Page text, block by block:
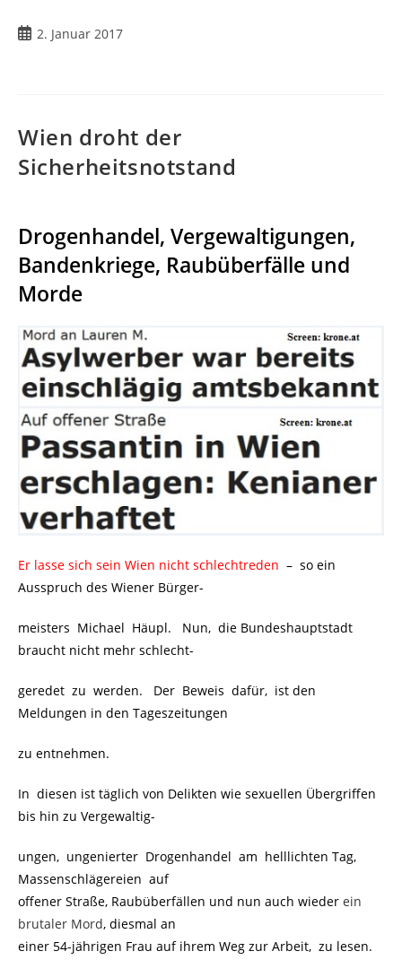
2. Januar 2017
Wien droht der
Sicherheitsnotstand
Drogenhandel, Vergewaltigungen,
Bandenkriege, Raubüberfälle und
Morde
Er lasse sich sein Wien nicht schlechtreden – so ein
Ausspruch des Wiener Bürger-
meisters Michael Häupl. Nun, die Bundeshauptstadt
braucht nicht mehr schlecht-
geredet zu werden. Der Beweis dafür, ist den
Meldungen in den Tageszeitungen
zu entnehmen.
In diesen ist täglich von Delikten wie sexuellen Übergriffen
bis hin zu Vergewaltig-
ungen, ungenierter Drogenhandel am helllichten Tag,
Massenschlägereien auf
offener Straße, Raubüberfällen und nun auch wieder ein
brutaler Mord, diesmal an
einer 54-jährigen Frau auf ihrem Weg zur Arbeit, zu lesen.